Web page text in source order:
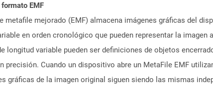
formato EMF
metafile mejorado (EMF) almacena imágenes gráficas del
en orden cronológico que pueden representar la
longitud variable pueden ser definiciones de objetos
precisión. Cuando un dispositivo abre un MetaFile EMF
gráficas de la imagen original siguen siendo las mismas